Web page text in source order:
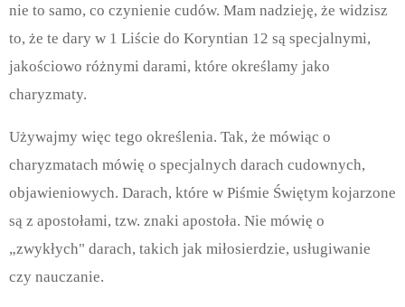
nie to samo, co czynienie cudów. Mam nadzieję, że widzisz
to, że te dary w 1 Liście do Koryntian 12 są specjalnymi,
jakościowo różnymi darami, które określamy jako
charyzmaty.
Używajmy więc tego określenia. Tak, że mówiąc o
charyzmatach mówię o specjalnych darach cudownych,
objawieniowych. Darach, które w Piśmie Świętym kojarzone
są z apostołami, tzw. znaki apostoła. Nie mówię o
„zwykłych" darach, takich jak miłosierdzie, usługiwanie
czy nauczanie.